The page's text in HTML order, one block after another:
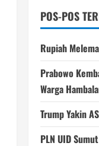
POS-POS
Rupiah
Prabowo
Warga
Trump Yakin
PLN UID